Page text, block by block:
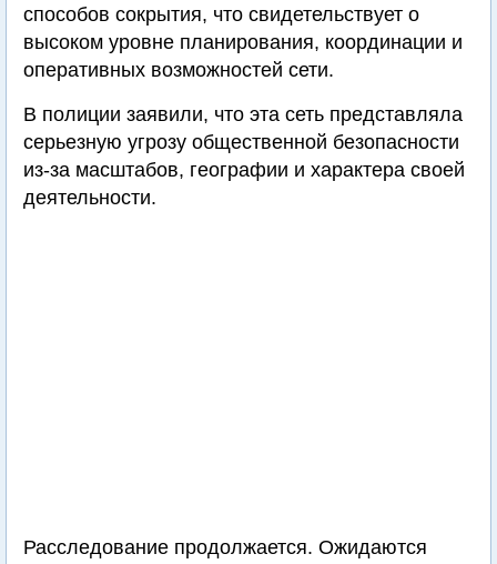
способов сокрытия, что свидетельствует о
высоком уровне планирования, координации и
оперативных возможностей сети.
В полиции заявили, что эта сеть представляла
серьезную угрозу общественной безопасности
из-за масштабов, географии и характера своей
деятельности.
Расследование продолжается. Ожидаются